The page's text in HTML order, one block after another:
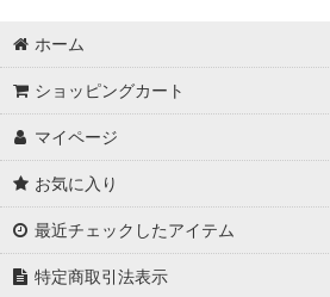
ホーム
ショッピングカート
マイページ
お気に入り
最近チェックしたアイテム
特定商取引法表示